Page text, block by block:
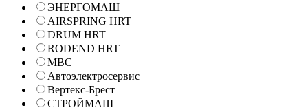
ЭНЕРГОМАШ
AIRSPRING HRT
DRUM HRT
RODEND HRT
МВС
Автоэлектросервис
Вертекс-Брест
СТРОЙМАШ